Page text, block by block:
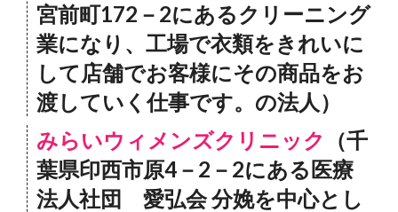
宮前町172－2にあるクリーニング
業になり、工場で衣類をきれいに
して店舗でお客様にその商品をお
渡していく仕事です。の法人）
みらいウィメンズクリニック
（千
葉県印西市原4－2－2にある医療
法人社団 愛弘会 分娩を中心とし